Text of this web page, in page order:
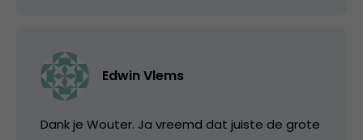
Edwin Vlems
Dank je Wouter. Ja vreemd dat juiste de grote